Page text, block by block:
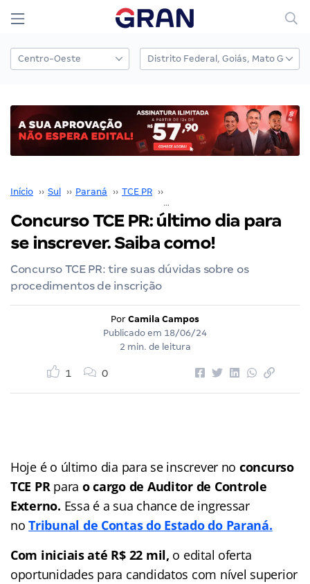
Início ›› Sul ›› Paraná ›› TCE PR ››
Concurso TCE PR: último dia para
se inscrever. Saiba como!
Concurso TCE PR: tire suas dúvidas sobre os
procedimentos de inscrição
Por Camila Campos
Publicado em 18/06/24
2 min. de leitura
1 0
Hoje é o último dia para se inscrever no concurso
TCE PR para o cargo de Auditor de Controle
Externo. Essa é a sua chance de ingressar
no Tribunal de Contas do Estado do Paraná.
Com iniciais até R$ 22 mil, o edital oferta
oportunidades para candidatos com nível superior